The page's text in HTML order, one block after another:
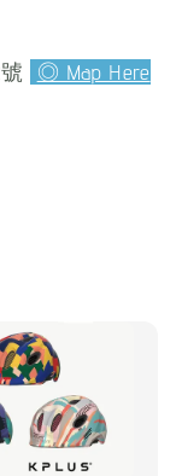
◎ Map Here